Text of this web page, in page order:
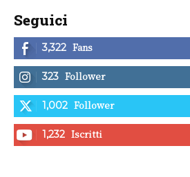
Seguici
3,322 Fans
323 Follower
1,002 Follower
1,232 Iscritti